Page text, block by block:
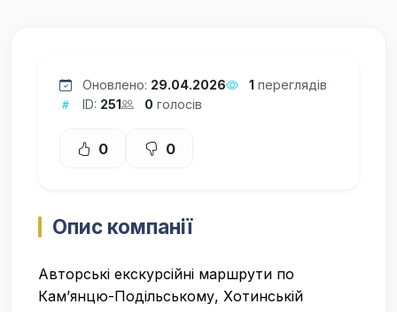
Оновлено: 29.04.2026 1 переглядів
ID: 251 0 голосів
0 0
Опис компанії
Авторські екскурсійні маршрути по
Кам’янцю-Подільському, Хотинській